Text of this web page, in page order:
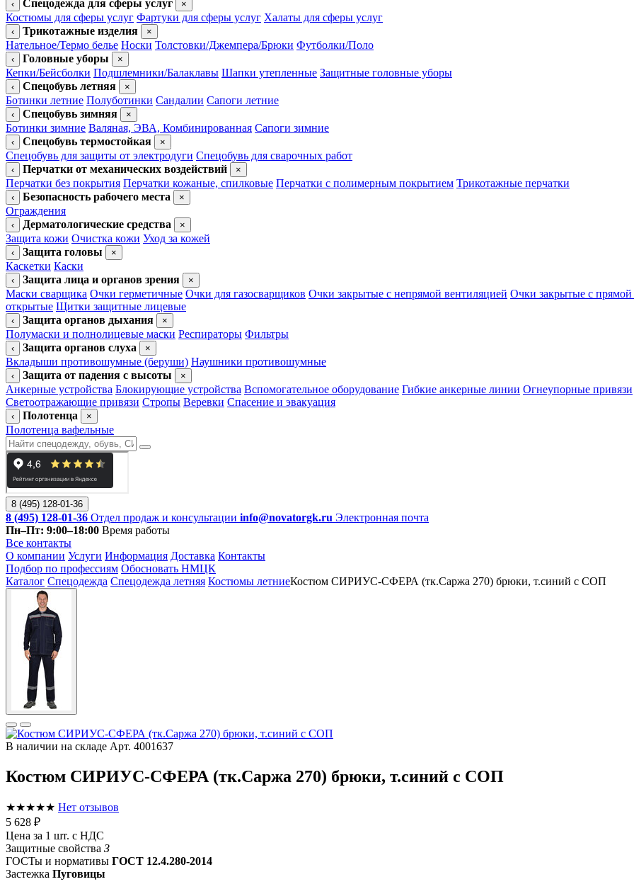
‹ Спецодежда для сферы услуг ×
Костюмы для сферы услуг Фартуки для сферы услуг Халаты для сферы услуг
‹ Трикотажные изделия ×
Нательное/Термо белье Носки Толстовки/Джемпера/Брюки Футболки/Поло
‹ Головные уборы ×
Кепки/Бейсболки Подшлемники/Балаклавы Шапки утепленные Защитные головные уборы
‹ Спецобувь летняя ×
Ботинки летние Полуботинки Сандалии Сапоги летние
‹ Спецобувь зимняя ×
Ботинки зимние Валяная, ЭВА, Комбинированная Сапоги зимние
‹ Спецобувь термостойкая ×
Спецобувь для защиты от электродуги Спецобувь для сварочных работ
‹ Перчатки от механических воздействий ×
Перчатки без покрытия Перчатки кожаные, спилковые Перчатки с полимерным покрытием Трикотажные перчатки
‹ Безопасность рабочего места ×
Ограждения
‹ Дерматологические средства ×
Защита кожи Очистка кожи Уход за кожей
‹ Защита головы ×
Каскетки Каски
‹ Защита лица и органов зрения ×
Маски сварщика Очки герметичные Очки для газосварщиков Очки закрытые с непрямой вентиляцией Очки закрытые с прямой
открытые Щитки защитные лицевые
‹ Защита органов дыхания ×
Полумаски и полнолицевые маски Респираторы Фильтры
‹ Защита органов слуха ×
Вкладыши противошумные (беруши) Наушники противошумные
‹ Защита от падения с высоты ×
Анкерные устройства Блокирующие устройства Вспомогательное оборудование Гибкие анкерные линии Огнеупорные привязи
Светоотражающие привязи Стропы Веревки Спасение и эвакуация
‹ Полотенца ×
Полотенца вафельные
8 (495) 128-01-36
8 (495) 128-01-36 Отдел продаж и консультации info@novatorgk.ru Электронная почта
Пн–Пт: 9:00–18:00 Время работы
Все контакты
О компании Услуги Информация Доставка Контакты
Подбор по профессиям Обосновать НМЦК
Каталог Спецодежда Спецодежда летняя Костюмы летниеКостюм СИРИУС-СФЕРА (тк.Саржа 270) брюки, т.синий с СОП
В наличии на складе Арт. 4001637
Костюм СИРИУС-СФЕРА (тк.Саржа 270) брюки, т.синий с СОП
★★★★★ Нет отзывов
5 628 ₽
Цена за 1 шт. с НДС
Защитные свойства З
ГОСТы и нормативы ГОСТ 12.4.280-2014
Застежка Пуговицы